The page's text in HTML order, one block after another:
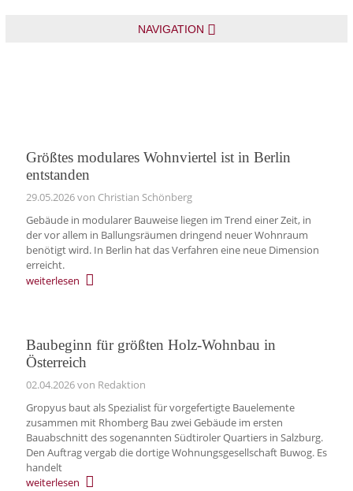
NAVIGATION
Größtes modulares Wohnviertel ist in Berlin
entstanden
29.05.2026von Christian Schönberg
Gebäude in modularer Bauweise liegen im Trend einer Zeit, in
der vor allem in Ballungsräumen dringend neuer Wohnraum
benötigt wird. In Berlin hat das Verfahren eine neue Dimension
erreicht.
weiterlesen
Baubeginn für größten Holz-Wohnbau in
Österreich
02.04.2026von Redaktion
Gropyus baut als Spezialist für vorgefertigte Bauelemente
zusammen mit Rhomberg Bau zwei Gebäude im ersten
Bauabschnitt des sogenannten Südtiroler Quartiers in Salzburg.
Den Auftrag vergab die dortige Wohnungsgesellschaft Buwog. Es
handelt
weiterlesen